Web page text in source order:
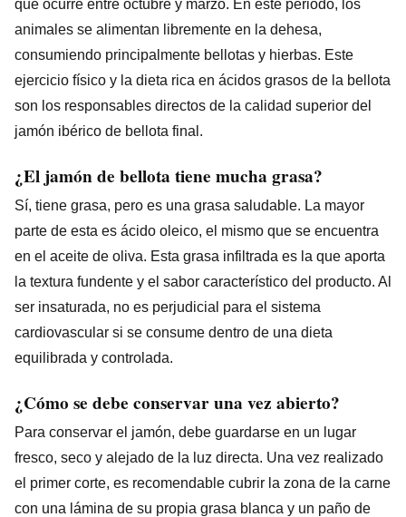
que ocurre entre octubre y marzo. En este periodo, los
animales se alimentan libremente en la dehesa,
consumiendo principalmente bellotas y hierbas. Este
ejercicio físico y la dieta rica en ácidos grasos de la bellota
son los responsables directos de la calidad superior del
jamón ibérico de bellota final.
¿El jamón de bellota tiene mucha grasa?
Sí, tiene grasa, pero es una grasa saludable. La mayor
parte de esta es ácido oleico, el mismo que se encuentra
en el aceite de oliva. Esta grasa infiltrada es la que aporta
la textura fundente y el sabor característico del producto. Al
ser insaturada, no es perjudicial para el sistema
cardiovascular si se consume dentro de una dieta
equilibrada y controlada.
¿Cómo se debe conservar una vez abierto?
Para conservar el jamón, debe guardarse en un lugar
fresco, seco y alejado de la luz directa. Una vez realizado
el primer corte, es recomendable cubrir la zona de la carne
con una lámina de su propia grasa blanca y un paño de